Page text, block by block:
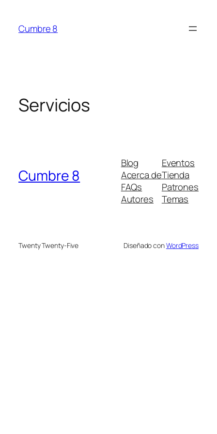
contenido
Cumbre 8
Servicios
Cumbre 8
Blog
Acerca de
FAQs
Autores
Eventos
Tienda
Patrones
Temas
Twenty Twenty-Five Diseñado conWordPress